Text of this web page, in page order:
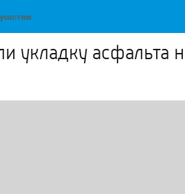
укладку асфальта